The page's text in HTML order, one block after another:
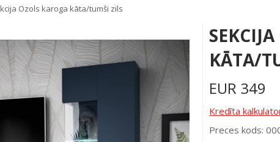
Ozols karoga kāta/tumši zils
KĀTA/
EUR 349
Kredīta
Preces kods: